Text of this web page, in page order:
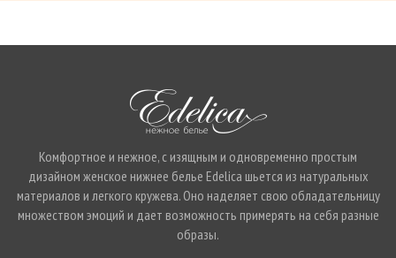
Комфортное и нежное, с изящным и одновременно простым
дизайном женское нижнее белье Edelica шьется из натуральных
материалов и легкого кружева. Оно наделяет свою обладательницу
множеством эмоций и дает возможность примерять на себя разные
образы.